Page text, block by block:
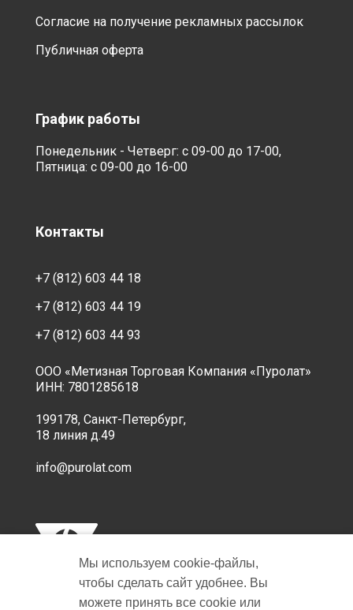
Согласие на получение рекламных рассылок
Публичная оферта
График работы
Понедельник - Четверг: с 09-00 до 17-00,
Пятница: с 09-00 до 16-00
Контакты
+7 (812) 603 44 18
+7 (812) 603 44 19
+7 (812) 603 44 93
ООО «Метизная Торговая Компания «Пуролат»
ИНН: 7801285618
199178, Санкт-Петербург,
18 линия д.49
info@purolat.com
Мы используем cookie‑файлы,
чтобы сделать сайт удобнее. Вы
можете принять все cookie или